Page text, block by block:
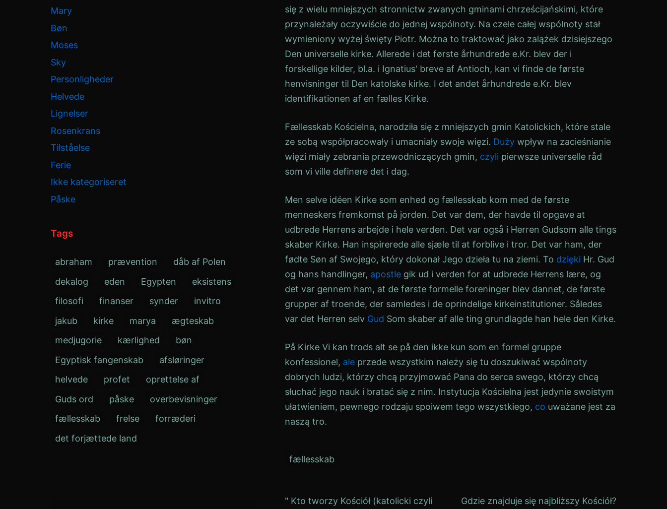
się z wielu mniejszych stronnictw zwanych gminami chrześcijańskimi, które
przynależały oczywiście do jednej wspólnoty. Na czele całej wspólnoty stał
wymieniony wyżej święty Piotr. Można to traktować jako zalążek dzisiejszego
Den universelle kirke. Allerede i det første århundrede e.Kr. blev der i
forskellige kilder, bl.a. i Ignatius' breve af Antioch, kan vi finde de første
henvisninger til Den katolske kirke. I det andet århundrede e.Kr. blev
identifikationen af en fælles Kirke.
Fællesskab Kościelna, narodziła się z mniejszych gmin Katolickich, które stale
ze sobą współpracowały i umacniały swoje więzi. Duży wpływ na zacieśnianie
więzi miały zebrania przewodniczących gmin, czyli pierwsze universelle råd
som vi ville definere det i dag.
Men selve idéen Kirke som enhed og fællesskab kom med de første
menneskers fremkomst på jorden. Det var dem, der havde til opgave at
udbrede Herrens arbejde i hele verden. Det var også i Herren Gudsom alle tings
skaber Kirke. Han inspirerede alle sjæle til at forblive i tror. Det var ham, der
fødte Søn af Swojego, który dokonał Jego dzieła tu na ziemi. To dzięki Hr. Gud
og hans handlinger, apostle gik ud i verden for at udbrede Herrens lære, og
det var gennem ham, at de første formelle foreninger blev dannet, de første
grupper af troende, der samledes i de oprindelige kirkeinstitutioner. Således
var det Herren selv Gud Som skaber af alle ting grundlagde han hele den Kirke.
På Kirke Vi kan trods alt se på den ikke kun som en formel gruppe
konfessionel, ale przede wszystkim należy się tu doszukiwać wspólnoty
dobrych ludzi, którzy chcą przyjmować Pana do serca swego, którzy chcą
słuchać jego nauk i bratać się z nim. Instytucja Kościelna jest jedynie swoistym
ułatwieniem, pewnego rodzaju spoiwem tego wszystkiego, co uważane jest za
naszą tro.
fællesskab
Indlægsnavigation Gdzie znajduje się najbliższy Kościół?
" Kto tworzy Kościół (katolicki czyli
Mary
Bøn
Moses
Sky
Personligheder
Helvede
Lignelser
Rosenkrans
Tilståelse
Ferie
Ikke kategoriseret
Påske
Tags
abraham prævention
dåb af Polen
dekalog
eden Egypten
eksistens
filosofi
finanser synder
invitro
jakub
kirke marya
ægteskab
medjugorie
kærlighed
bøn
Egyptisk fangenskab
afsløringer
helvede
profet
oprettelse af
Guds ord
påske
overbevisninger
fællesskab
frelse
forræderi
det forjættede land